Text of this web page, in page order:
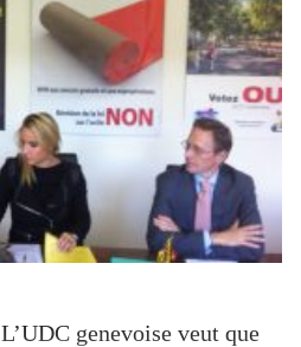
L’UDC genevoise veut que